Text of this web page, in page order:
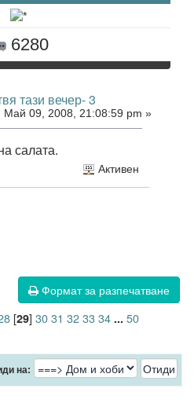
6280
тази вечер- 3
Май 09, 2008, 21:08:59 pm »
салата.
Активен
Формат за разпечатване
[29] 3031 323334 ... 50
на: